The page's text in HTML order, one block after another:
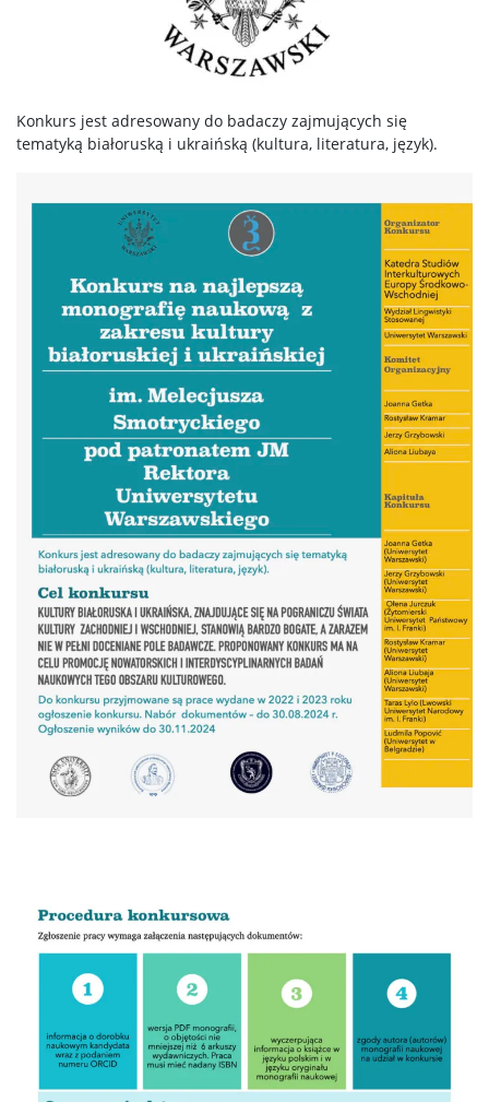
Konkurs jest adresowany do badaczy zajmujących się
tematyką białoruską i ukraińską (kultura, literatura, język).